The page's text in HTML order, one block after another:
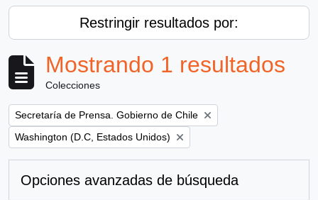
Restringir resultados por:
Mostrando 1 resultados
Colecciones
Remove filter:
Secretaría de Prensa. Gobierno de Chile
Remove filter:
Washington (D.C, Estados Unidos)
Opciones avanzadas de búsqueda